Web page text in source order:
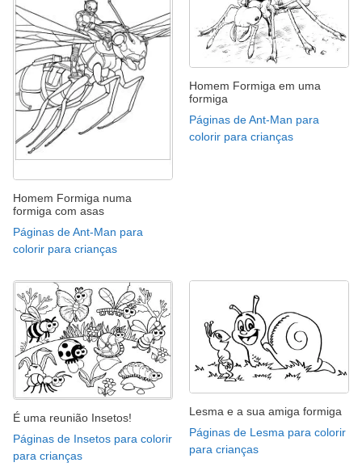
Homem Formiga numa
formiga com asas
Páginas de Ant-Man para
colorir para crianças
Homem Formiga em uma
formiga
Páginas de Ant-Man para
colorir para crianças
É uma reunião Insetos!
Páginas de Insetos para colorir
para crianças
Lesma e a sua amiga formiga
Páginas de Lesma para colorir
para crianças